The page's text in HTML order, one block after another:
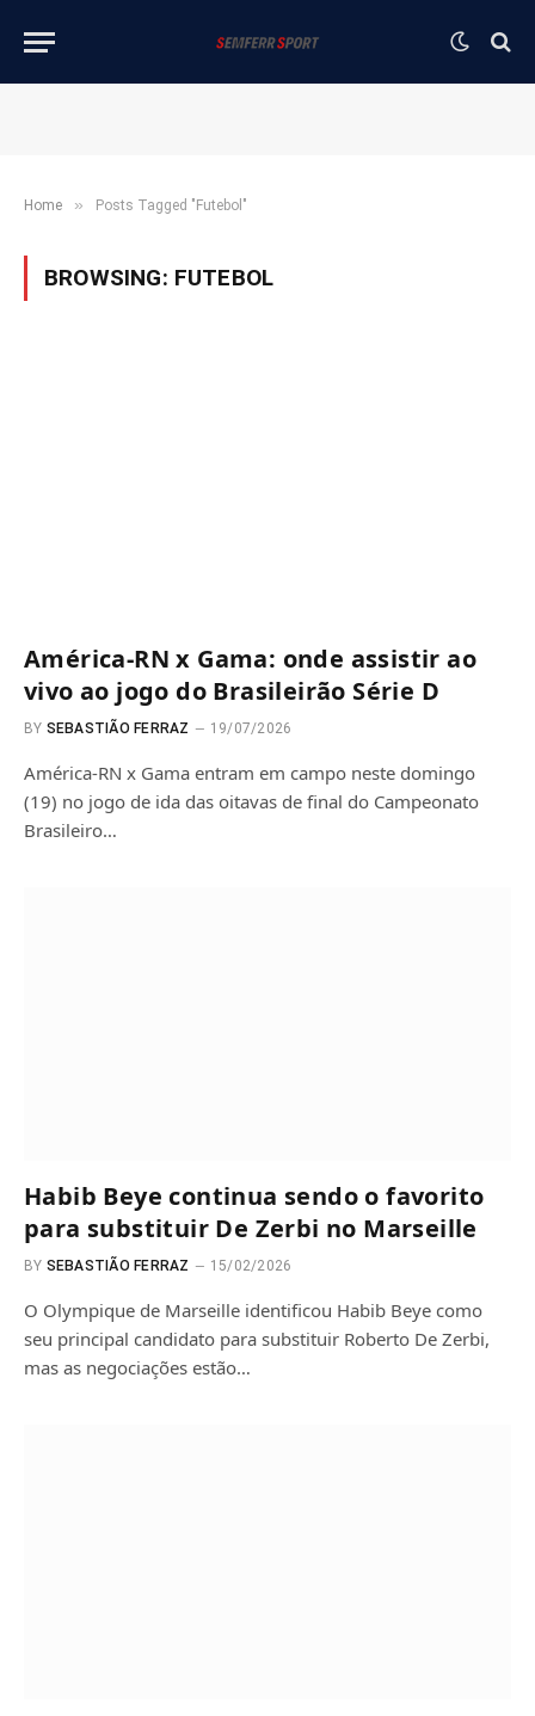
Home » Posts Tagged "Futebol"
BROWSING: FUTEBOL
América-RN x Gama: onde assistir ao
vivo ao jogo do Brasileirão Série D
BY SEBASTIÃO FERRAZ 19/07/2026
América-RN x Gama entram em campo neste domingo
(19) no jogo de ida das oitavas de final do Campeonato
Brasileiro…
Habib Beye continua sendo o favorito
para substituir De Zerbi no Marseille
BY SEBASTIÃO FERRAZ 15/02/2026
O Olympique de Marseille identificou Habib Beye como
seu principal candidato para substituir Roberto De Zerbi,
mas as negociações estão…